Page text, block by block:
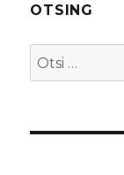
OTSING
Otsi: